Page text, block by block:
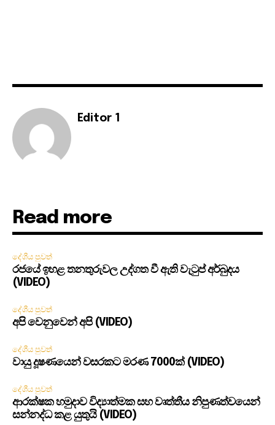
Editor 1
Read more
දේශීය පුවත්
රජයේ ඉහළ තනතුරුවල උද්ගත වී ඇති වැටුප් අර්බුදය
(VIDEO)
දේශීය පුවත්
අපි වෙනුවෙන් අපි (VIDEO)
දේශීය පුවත්
වායු දූෂණයෙන් වසරකට මරණ 7000ක් (VIDEO)
දේශීය පුවත්
ආරක්ෂක හමුදාව විද්‍යාත්මක සහ වෘත්තීය නිපුණත්වයෙන්
සන්නද්ධ කළ යුතුයි (VIDEO)